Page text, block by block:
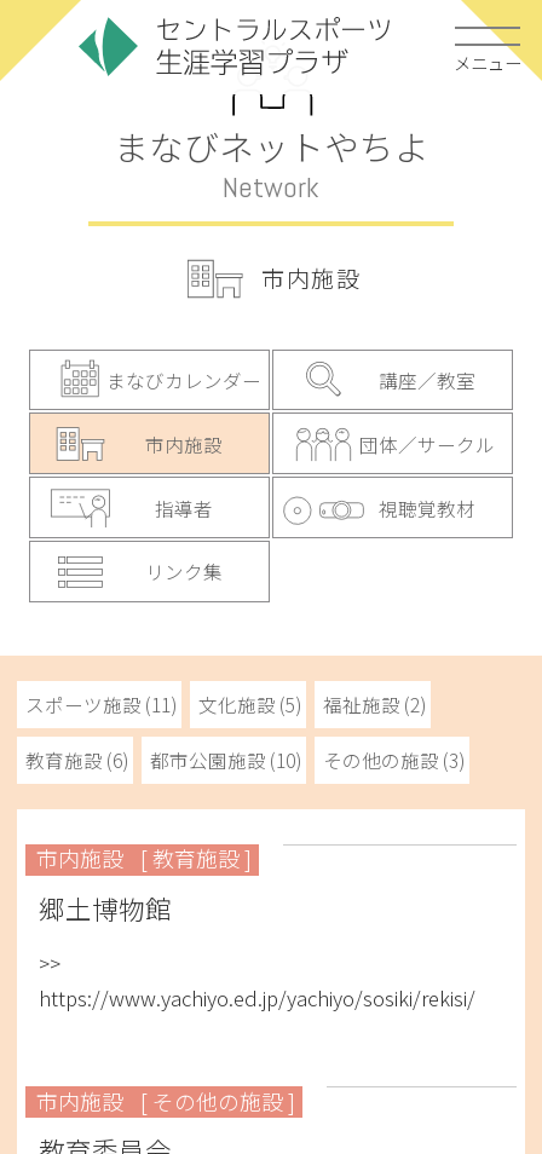
メニュー
まなびネットやちよ
Network
市内施設
まなびカレンダー 講座／教室
市内施設 団体／サークル
指導者 視聴覚教材
リンク集
スポーツ施設 (11) 文化施設 (5) 福祉施設 (2)
教育施設 (6) 都市公園施設 (10) その他の施設 (3)
市内施設 [ 教育施設 ]
郷土博物館
>>
https://www.yachiyo.ed.jp/yachiyo/sosiki/rekisi/
市内施設 [ その他の施設 ]